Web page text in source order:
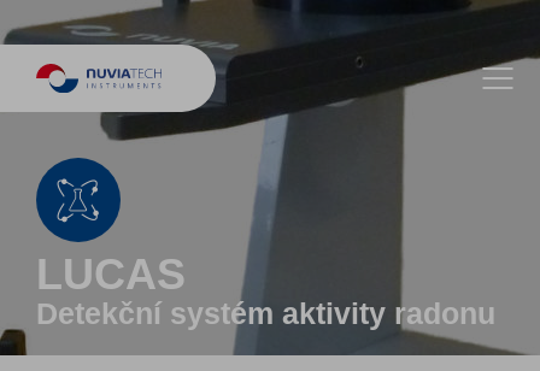
LUCAS
Detekční systém aktivity radonu